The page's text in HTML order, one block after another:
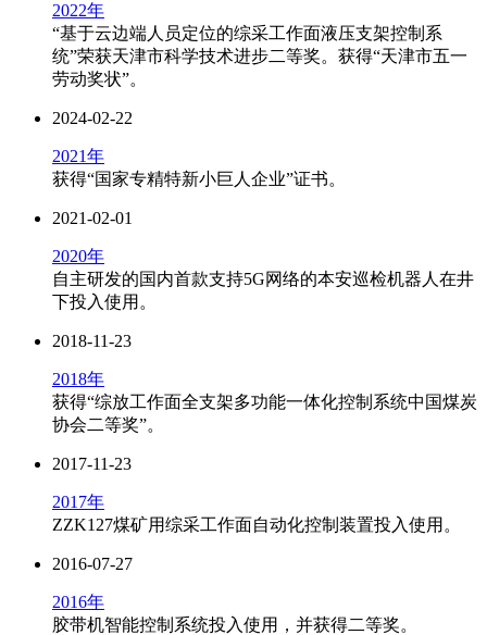
2022年
“基于云边端人员定位的综采工作面液压支架控制系
统”荣获天津市科学技术进步二等奖。获得“天津市五一
劳动奖状”。
2024-02-22
2021年
获得“国家专精特新小巨人企业”证书。
2021-02-01
2020年
自主研发的国内首款支持5G网络的本安巡检机器人在井
下投入使用。
2018-11-23
2018年
获得“综放工作面全支架多功能一体化控制系统中国煤炭
协会二等奖”。
2017-11-23
2017年
ZZK127煤矿用综采工作面自动化控制装置投入使用。
2016-07-27
2016年
胶带机智能控制系统投入使用，并获得二等奖。